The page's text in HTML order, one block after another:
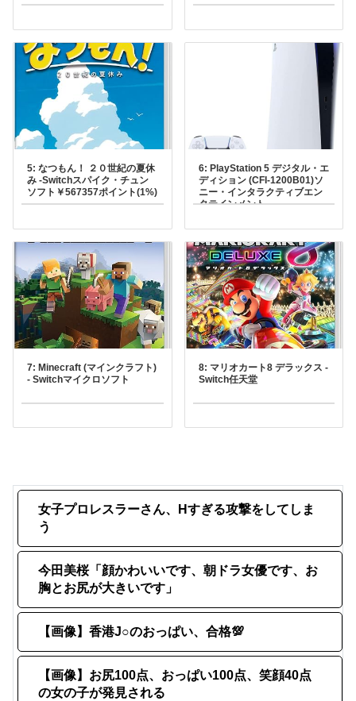
5: なつもん！ ２０世紀の夏休
み -Switchスパイク・チュン
ソフト￥567357ポイント(1%)
6: PlayStation 5 デジタル・エ
ディション (CFI-1200B01)ソ
ニー・インタラクティブエン
タテインメント
7: Minecraft (マインクラフト)
- Switchマイクロソフト
8: マリオカート8 デラックス -
Switch任天堂
女子プロレスラーさん、Hすぎる攻撃をしてしま
う
今田美桜「顔かわいいです、朝ドラ女優です、お
胸とお尻が大きいです」
【画像】香港J○のおっぱい、合格💯
【画像】お尻100点、おっぱい100点、笑顔40点
の女の子が発見される